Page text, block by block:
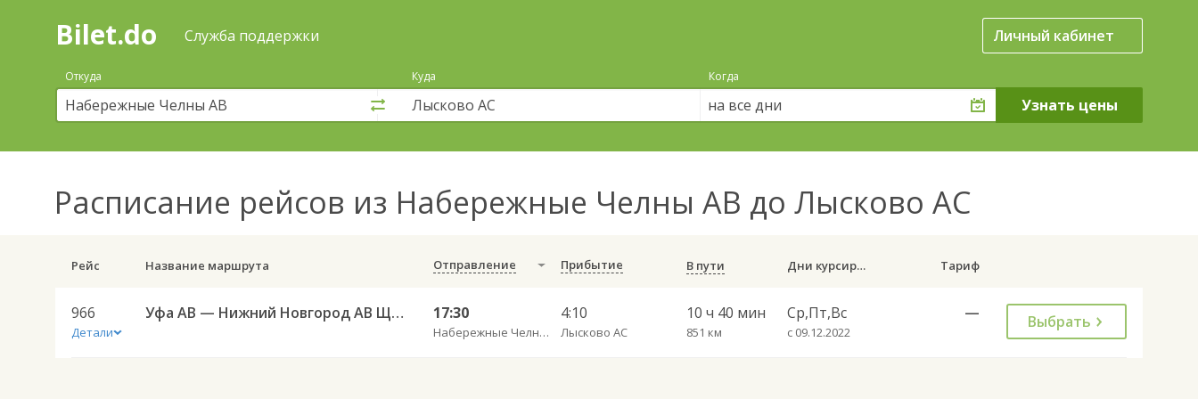
Поиск
покупка
билетов
автобус
онлайн
Bilet.do Служба поддержки Личный кабинет
Откуда Куда Когда
на все дни
Расписание рейсов из Набережные Челны АВ до Лысково АС
Рейс Название маршрута Отправление Прибытие В пути Дни курсирования Тариф
966
Детали
Уфа АВ — Нижний Новгород АВ Щербинки 966 17:30
Набережные Челны АВ
4:10
Лысково АС
10 ч 40 мин
851 км
Ср,Пт,Вс
с 09.12.2022
— Выбрать